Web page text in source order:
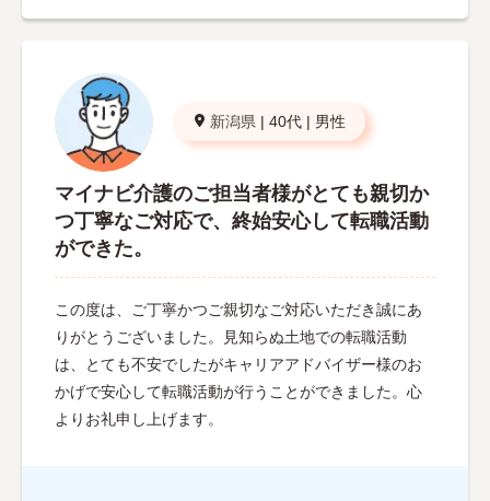
新潟県 | 40代 | 男性
マイナビ介護のご担当者様がとても親切か
つ丁寧なご対応で、終始安心して転職活動
ができた。
この度は、ご丁寧かつご親切なご対応いただき誠にあ
りがとうございました。見知らぬ土地での転職活動
は、とても不安でしたがキャリアアドバイザー様のお
かげで安心して転職活動が行うことができました。心
よりお礼申し上げます。